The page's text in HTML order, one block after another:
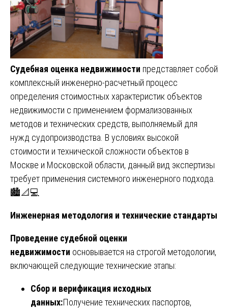
Судебная оценка недвижимости представляет собой
комплексный инженерно-расчетный процесс
определения стоимостных характеристик объектов
недвижимости с применением формализованных
методов и технических средств, выполняемый для
нужд судопроизводства. В условиях высокой
стоимости и технической сложности объектов в
Москве и Московской области, данный вид экспертизы
требует применения системного инженерного подхода.
🏙️📐💻
Инженерная методология и технические стандарты
Проведение судебной оценки
недвижимости основывается на строгой методологии,
включающей следующие технические этапы:
Сбор и верификация исходных
данных:Получение технических паспортов,